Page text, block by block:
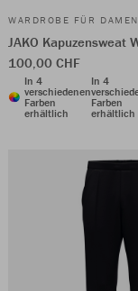
WARDROBE FÜR DAMEN
JAKO Kapuzensweat
100,00 CHF
In 4
verschiedenen
Farben
erhältlich
In 4
Farben
erhältlich